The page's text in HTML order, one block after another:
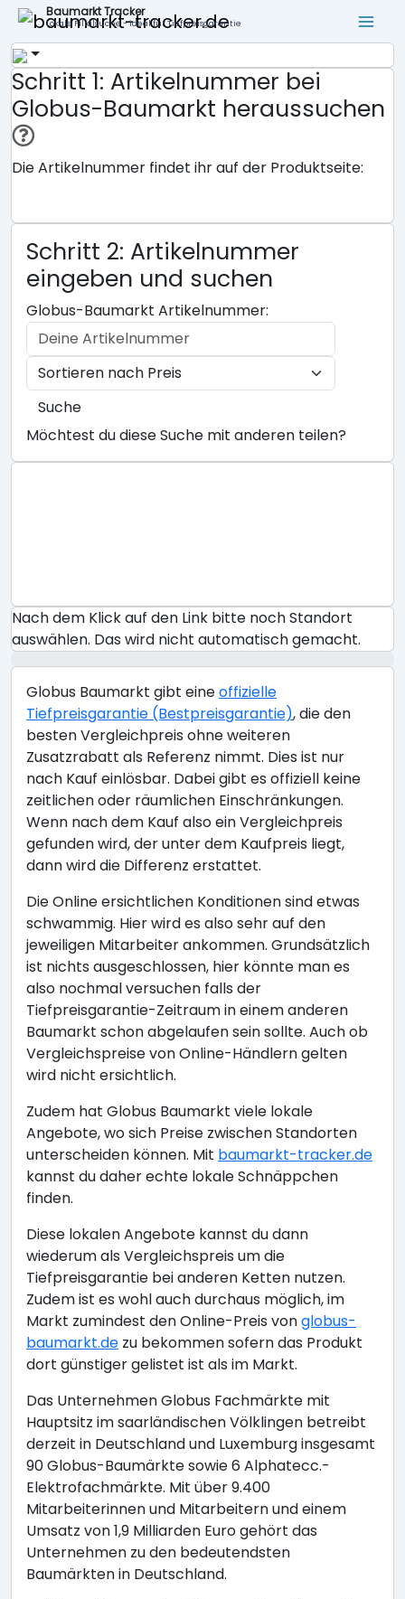
Baumarkt Tracker
Lokale Filialsuche - ideal für Tiefpreisgarantie
Schritt 1: Artikelnummer bei
Globus-Baumarkt heraussuchen
Die Artikelnummer findet ihr auf der Produktseite:
Schritt 2: Artikelnummer
eingeben und suchen
Globus-Baumarkt Artikelnummer:
Suche
Möchtest du diese Suche mit anderen teilen?
Nach dem Klick auf den Link bitte noch Standort
auswählen. Das wird nicht automatisch gemacht.
Globus Baumarkt gibt eineoffizielle
Tiefpreisgarantie (Bestpreisgarantie), die den
besten Vergleichpreis ohne weiteren
Zusatzrabatt als Referenz nimmt. Dies ist nur
nach Kauf einlösbar. Dabei gibt es offiziell keine
zeitlichen oder räumlichen Einschränkungen.
Wenn nach dem Kauf also ein Vergleichpreis
gefunden wird, der unter dem Kaufpreis liegt,
dann wird die Differenz erstattet.
Die Online ersichtlichen Konditionen sind etwas
schwammig. Hier wird es also sehr auf den
jeweiligen Mitarbeiter ankommen. Grundsätzlich
ist nichts ausgeschlossen, hier könnte man es
also nochmal versuchen falls der
Tiefpreisgarantie-Zeitraum in einem anderen
Baumarkt schon abgelaufen sein sollte. Auch ob
Vergleichspreise von Online-Händlern gelten
wird nicht ersichtlich.
Zudem hat Globus Baumarkt viele lokale
Angebote, wo sich Preise zwischen Standorten
unterscheiden können. Mit baumarkt-tracker.de
kannst du daher echte lokale Schnäppchen
finden.
Diese lokalen Angebote kannst du dann
wiederum als Vergleichspreis um die
Tiefpreisgarantie bei anderen Ketten nutzen.
Zudem ist es wohl auch durchaus möglich, im
Markt zumindest den Online-Preis vonglobus-
baumarkt.de zu bekommen sofern das Produkt
dort günstiger gelistet ist als im Markt.
Das Unternehmen Globus Fachmärkte mit
Hauptsitz im saarländischen Völklingen betreibt
derzeit in Deutschland und Luxemburg insgesamt
90 Globus-Baumärkte sowie 6 Alphatecc.-
Elektrofachmärkte. Mit über 9.400
Mitarbeiterinnen und Mitarbeitern und einem
Umsatz von 1,9 Milliarden Euro gehört das
Unternehmen zu den bedeutendsten
Baumärkten in Deutschland.